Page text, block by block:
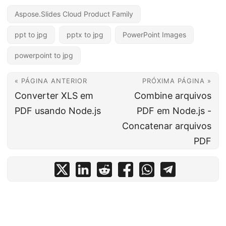
Aspose.Slides Cloud Product Family
ppt to jpg pptx to jpg PowerPoint Images
powerpoint to jpg
« PÁGINA ANTERIOR
Converter XLS em
PDF usando Node.js
PRÓXIMA PÁGINA »
Combine arquivos
PDF em Node.js -
Concatenar arquivos
PDF